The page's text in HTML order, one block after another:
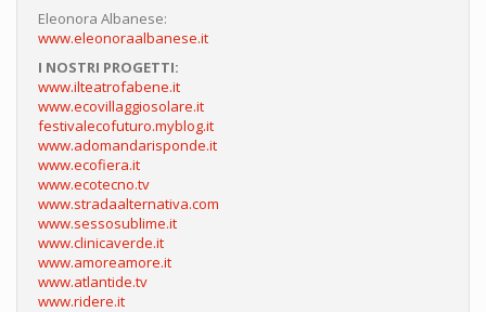
Eleonora Albanese:
www.eleonoraalbanese.it
I NOSTRI PROGETTI:
www.ilteatrofabene.it
www.ecovillaggiosolare.it
festivalecofuturo.myblog.it
www.adomandarisponde.it
www.ecofiera.it
www.ecotecno.tv
www.stradaalternativa.com
www.sessosublime.it
www.clinicaverde.it
www.amoreamore.it
www.atlantide.tv
www.ridere.it